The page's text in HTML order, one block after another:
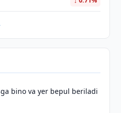
bino va yer bepul beriladi